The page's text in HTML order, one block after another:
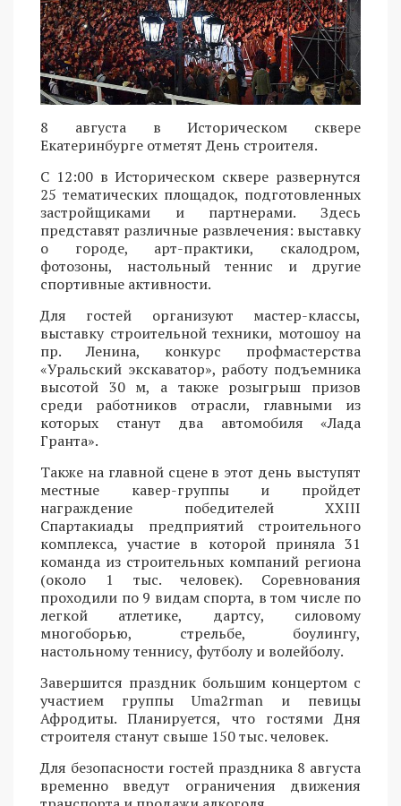
8 августа в Историческом сквере
Екатеринбурге отметят День строителя.
С 12:00 в Историческом сквере развернутся
25 тематических площадок, подготовленных
застройщиками и партнерами. Здесь
представят различные развлечения: выставку
о городе, арт-практики, скалодром,
фотозоны, настольный теннис и другие
спортивные активности.
Для гостей организуют мастер-классы,
выставку строительной техники, мотошоу на
пр. Ленина, конкурс профмастерства
«Уральский экскаватор», работу подъемника
высотой 30 м, а также розыгрыш призов
среди работников отрасли, главными из
которых станут два автомобиля «Лада
Гранта».
Также на главной сцене в этот день выступят
местные кавер-группы и пройдет
награждение победителей XXIII
Спартакиады предприятий строительного
комплекса, участие в которой приняла 31
команда из строительных компаний региона
(около 1 тыс. человек). Соревнования
проходили по 9 видам спорта, в том числе по
легкой атлетике, дартсу, силовому
многоборью, стрельбе, боулингу,
настольному теннису, футболу и волейболу.
Завершится праздник большим концертом с
участием группы Uma2rman и певицы
Афродиты. Планируется, что гостями Дня
строителя станут свыше 150 тыс. человек.
Для безопасности гостей праздника 8 августа
временно введут ограничения движения